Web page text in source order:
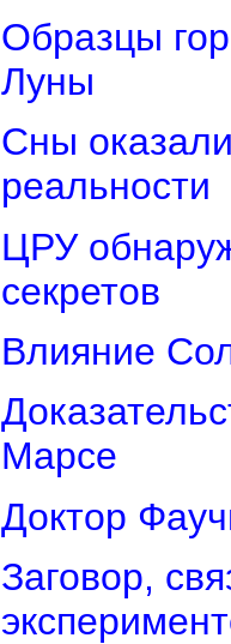
Образцы
Луны
Сны
реальности
ЦРУ
секретов
Влияние
Марсе
Доктор
Заговор,